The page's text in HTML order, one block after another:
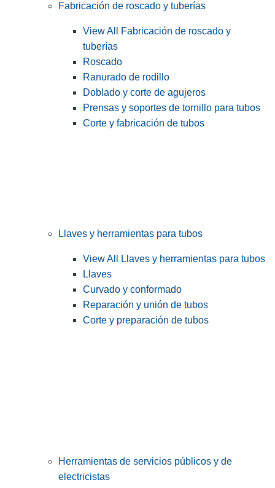
Fabricación de roscado y tuberías
View All Fabricación de roscado y
tuberías
Roscado
Ranurado de rodillo
Doblado y corte de agujeros
Prensas y soportes de tornillo para tubos
Corte y fabricación de tubos
Llaves y herramientas para tubos
View All Llaves y herramientas para tubos
Llaves
Curvado y conformado
Reparación y unión de tubos
Corte y preparación de tubos
Herramientas de servicios públicos y de
electricistas